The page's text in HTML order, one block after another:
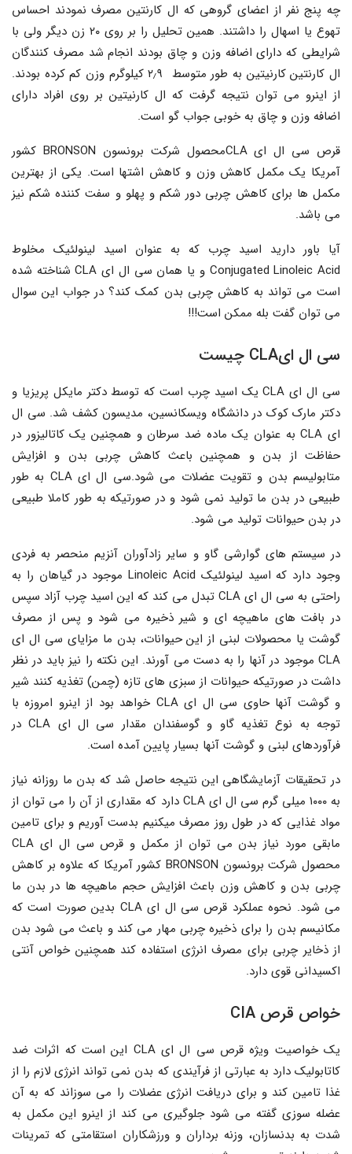
چه پنج نفر از اعضای گروهی که ال کارنتین مصرف نمودند احساس
تهوع یا اسهال را داشتند. همین تحلیل را بر روی ۲۰ زن دیگر ولی با
شرایطی که دارای اضافه وزن و چاق بودند انجام شد مصرف کنندگان
ال کارنتین کارنیتین به طور متوسط ۲٫۹ کیلوگرم وزن کم کرده بودند.
از اینرو می توان نتیجه گرفت که ال کارنیتین بر روی افراد دارای
اضافه وزن و چاق به خوبی جواب گو است.
قرص سی ال ای CLAمحصول شرکت برونسون BRONSON کشور
آمریکا یک مکمل کاهش وزن و کاهش اشتها است. یکی از بهترین
مکمل ها برای کاهش چربی دور شکم و پهلو و سفت کننده شکم نیز
می باشد.
آیا باور دارید اسید چرب که به عنوان اسید لینولئیک مخلوط
Conjugated Linoleic Acid و یا همان سی ال ای CLA شناخته شده
است می تواند به کاهش چربی بدن کمک کند؟ در جواب این سوال
می توان گفت بله ممکن است!!!
سی ال ایCLA چیست
سی ال ای CLA یک اسید چرب است که توسط دکتر مایکل پریزیا و
دکتر مارک کوک در دانشگاه ویسکانسین، مدیسون کشف شد. سی ال
ای CLA به عنوان یک ماده ضد سرطان و همچنین یک کاتالیزور در
حفاظت از بدن و همچنین باعث کاهش چربی بدن و افزایش
متابولیسم بدن و تقویت عضلات می شود.سی ال ای CLA به طور
طبیعی در بدن ما تولید نمی شود و در صورتیکه به طور کاملا طبیعی
در بدن حیوانات تولید می شود.
در سیستم های گوارشی گاو و سایر زادآوران آنزیم منحصر به فردی
وجود دارد که اسید لینولئیک Linoleic Acid موجود در گیاهان را به
راحتی به سی ال ای CLA تبدل می کند که این اسید چرب آزاد سپس
در بافت های ماهیچه ای و شیر ذخیره می شود و پس از مصرف
گوشت یا محصولات لبنی از این حیوانات، بدن ما مزایای سی ال ای
CLA موجود در آنها را به دست می آورند. این نکته را نیز باید در نظر
داشت در صورتیکه حیوانات از سبزی های تازه (چمن) تغذیه کنند شیر
و گوشت آنها حاوی سی ال ای CLA خواهد بود از اینرو امروزه با
توجه به نوع تغذیه گاو و گوسفندان مقدار سی ال ای CLA در
فرآوردهای لبنی و گوشت آنها بسیار پایین آمده است.
در تحقیقات آزمایشگاهی این نتیجه حاصل شد که بدن ما روزانه نیاز
به ۱۰۰۰ میلی گرم سی ال ای CLA دارد که مقداری از آن را می توان از
مواد غذایی که در طول روز مصرف میکنیم بدست آوریم و برای تامین
مابقی مورد نیاز بدن می توان از مکمل و قرص سی ال ای CLA
محصول شرکت برونسون BRONSON کشور آمریکا که علاوه بر کاهش
چربی بدن و کاهش وزن باعث افزایش حجم ماهیچه ها در بدن ما
می شود. نحوه عملکرد قرص سی ال ای CLA بدین صورت است که
مکانیسم بدن را برای ذخیره چربی مهار می کند و باعث می شود بدن
از ذخایر چربی برای مصرف انرژی استفاده کند همچنین خواص آنتی
اکسیدانی قوی دارد.
خواص قرص CIA
یک خواصیت ویژه قرص سی ال ای CLA این است که اثرات ضد
کاتابولیک دارد به عبارتی از فرآیندی که بدن نمی تواند انرژی لازم را از
غذا تامین کند و برای دریافت انرژی عضلات را می سوزاند که به آن
عضله سوزی گفته می شود جلوگیری می کند از اینرو این مکمل به
شدت به بدنسازان، وزنه برداران و ورزشکاران استقامتی که تمرینات